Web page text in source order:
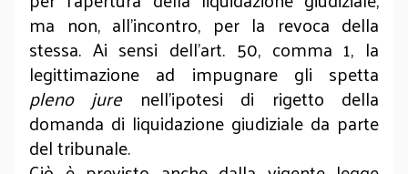
ma non, all’incontro, per la revoca della
stessa. Ai sensi dell’art. 50, comma 1, la
legittimazione ad impugnare gli spetta
pleno jure nell’ipotesi di rigetto della
domanda di liquidazione giudiziale da parte
del tribunale.